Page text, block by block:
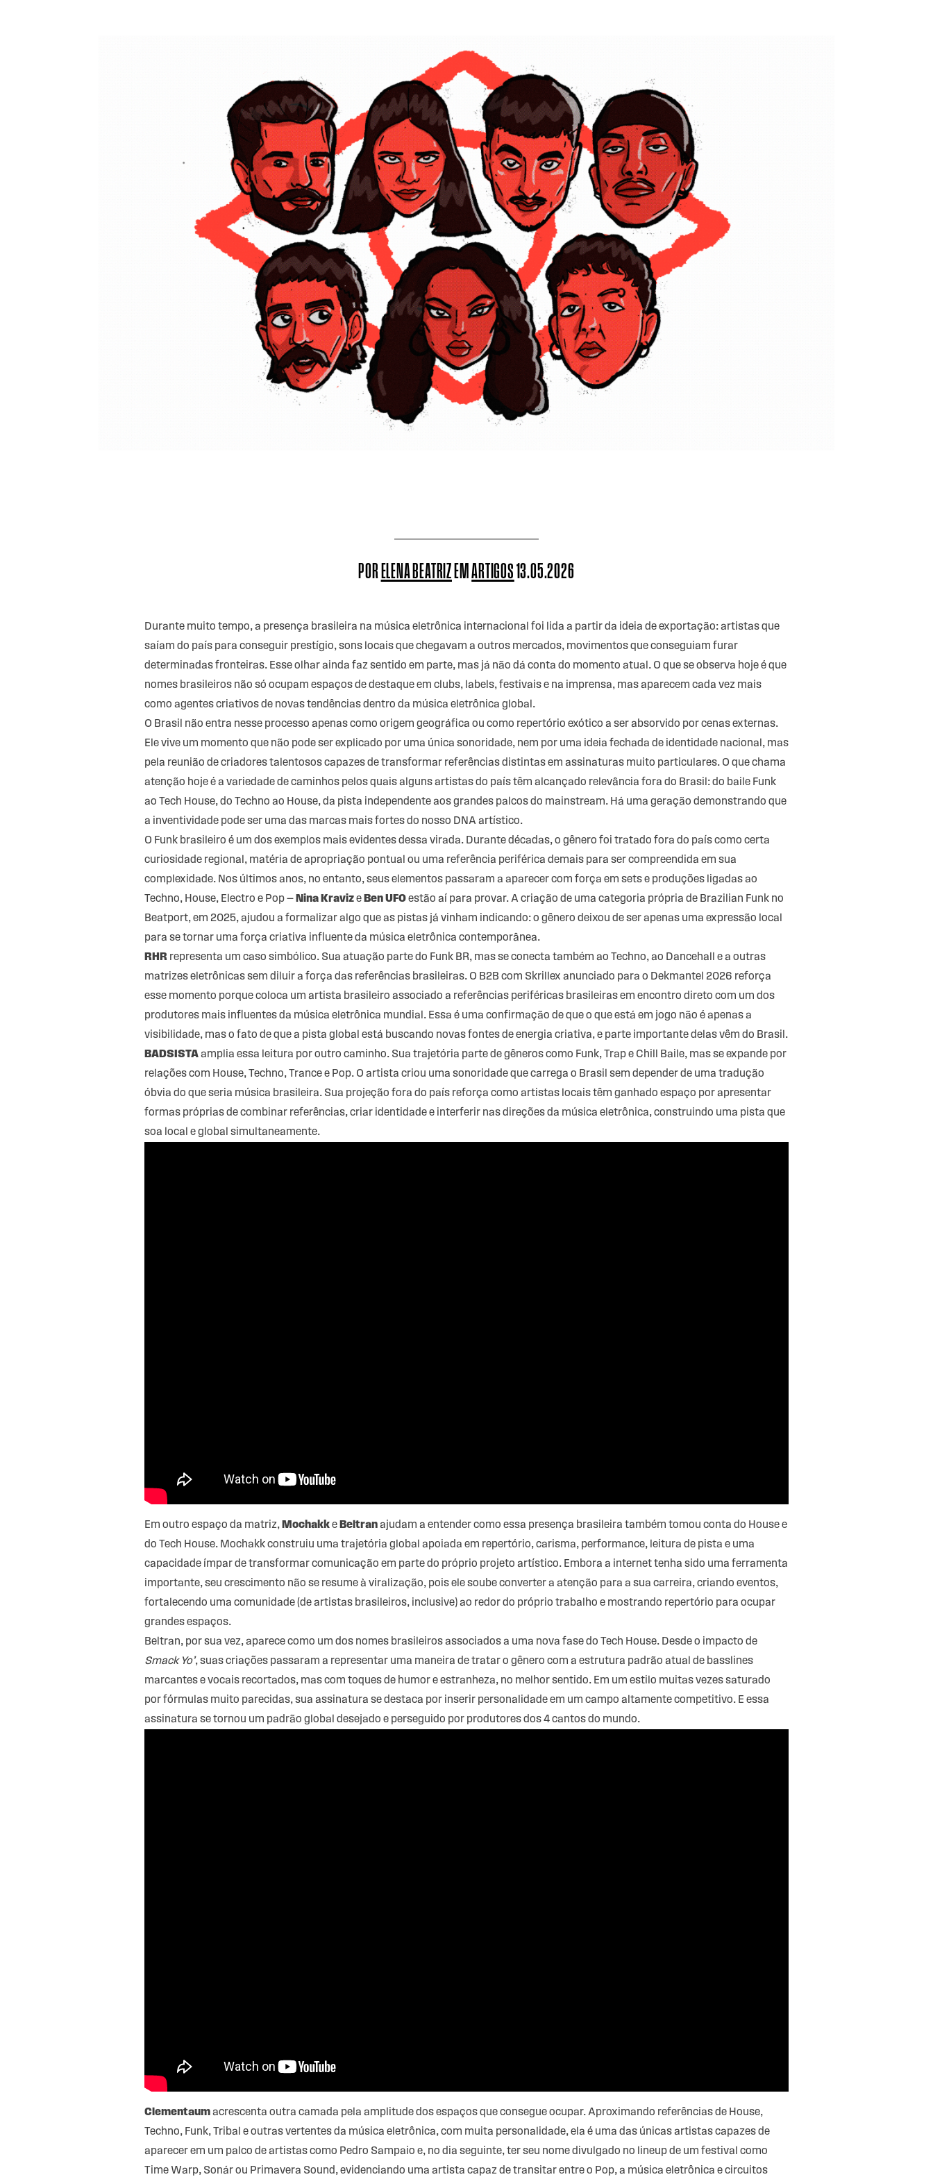
PORELENA BEATRIZEMARTIGOS13.05.2026
Durante muito tempo, a presença brasileira na música eletrônica internacional foi lida a partir da ideia de exportação: artistas que
saíam do país para conseguir prestígio, sons locais que chegavam a outros mercados, movimentos que conseguiam furar
determinadas fronteiras. Esse olhar ainda faz sentido em parte, mas já não dá conta do momento atual. O que se observa hoje é que
nomes brasileiros não só ocupam espaços de destaque em clubs, labels, festivais e na imprensa, mas aparecem cada vez mais
como agentes criativos de novas tendências dentro da música eletrônica global.
O Brasil não entra nesse processo apenas como origem geográfica ou como repertório exótico a ser absorvido por cenas externas.
Ele vive um momento que não pode ser explicado por uma única sonoridade, nem por uma ideia fechada de identidade nacional, mas
pela reunião de criadores talentosos capazes de transformar referências distintas em assinaturas muito particulares. O que chama
atenção hoje é a variedade de caminhos pelos quais alguns artistas do país têm alcançado relevância fora do Brasil: do baile Funk
ao Tech House, do Techno ao House, da pista independente aos grandes palcos do mainstream. Há uma geração demonstrando que
a inventividade pode ser uma das marcas mais fortes do nosso DNA artístico.
O Funk brasileiro é um dos exemplos mais evidentes dessa virada. Durante décadas, o gênero foi tratado fora do país como certa
curiosidade regional, matéria de apropriação pontual ou uma referência periférica demais para ser compreendida em sua
complexidade. Nos últimos anos, no entanto, seus elementos passaram a aparecer com força em sets e produções ligadas ao
Techno, House, Electro e Pop — Nina Kravize Ben UFOestão aí para provar. A criação de uma categoria própria de Brazilian Funk no
Beatport, em 2025, ajudou a formalizar algo que as pistas já vinham indicando: o gênero deixou de ser apenas uma expressão local
para se tornar uma força criativa influente da música eletrônica contemporânea.
RHR representa um caso simbólico. Sua atuação parte do Funk BR, mas se conecta também ao Techno, ao Dancehall e a outras
matrizes eletrônicas sem diluir a força das referências brasileiras. O B2B com Skrillex anunciado para o Dekmantel 2026 reforça
esse momento porque coloca um artista brasileiro associado a referências periféricas brasileiras em encontro direto com um dos
produtores mais influentes da música eletrônica mundial. Essa é uma confirmação de que o que está em jogo não é apenas a
visibilidade, mas o fato de que a pista global está buscando novas fontes de energia criativa, e parte importante delas vêm do Brasil.
BADSISTAamplia essa leitura por outro caminho. Sua trajetória parte de gêneros como Funk, Trap e Chill Baile, mas se expande por
relações com House, Techno, Trance e Pop. O artista criou uma sonoridade que carrega o Brasil sem depender de uma tradução
óbvia do que seria música brasileira. Sua projeção fora do país reforça como artistas locais têm ganhado espaço por apresentar
formas próprias de combinar referências, criar identidade e interferir nas direções da música eletrônica, construindo uma pista que
soa local e global simultaneamente.
Em outro espaço da matriz, Mochakke Beltranajudam a entender como essa presença brasileira também tomou conta do House e
do Tech House. Mochakk construiu uma trajetória global apoiada em repertório, carisma, performance, leitura de pista e uma
capacidade ímpar de transformar comunicação em parte do próprio projeto artístico. Embora a internet tenha sido uma ferramenta
importante, seu crescimento não se resume à viralização, pois ele soube converter a atenção para a sua carreira, criando eventos,
fortalecendo uma comunidade (de artistas brasileiros, inclusive) ao redor do próprio trabalho e mostrando repertório para ocupar
grandes espaços.
Beltran, por sua vez, aparece como um dos nomes brasileiros associados a uma nova fase do Tech House. Desde o impacto de
Smack Yo’, suas criações passaram a representar uma maneira de tratar o gênero com a estrutura padrão atual de basslines
marcantes e vocais recortados, mas com toques de humor e estranheza, no melhor sentido. Em um estilo muitas vezes saturado
por fórmulas muito parecidas, sua assinatura se destaca por inserir personalidade em um campo altamente competitivo. E essa
assinatura se tornou um padrão global desejado e perseguido por produtores dos 4 cantos do mundo.
Clementaumacrescenta outra camada pela amplitude dos espaços que consegue ocupar. Aproximando referências de House,
Techno, Funk, Tribal e outras vertentes da música eletrônica, com muita personalidade, ela é uma das únicas artistas capazes de
aparecer em um palco de artistas como Pedro Sampaio e, no dia seguinte, ter seu nome divulgado no lineup de um festival como
Time Warp, Sonár ou Primavera Sound, evidenciando uma artista capaz de transitar entre o Pop, a música eletrônica e circuitos